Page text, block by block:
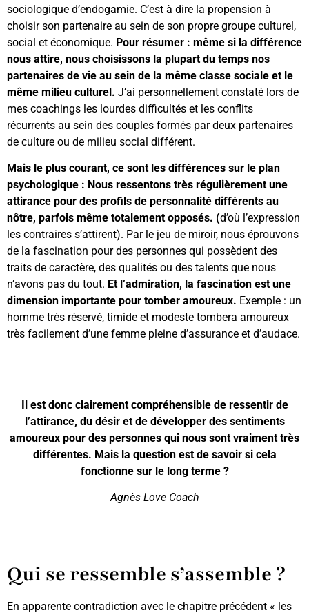
sociologique d’endogamie. C’est à dire la propension à
choisir son partenaire au sein de son propre groupe culturel,
social et économique. Pour résumer : même si la différence
nous attire, nous choisissons la plupart du temps nos
partenaires de vie au sein de la même classe sociale et le
même milieu culturel. J’ai personnellement constaté lors de
mes coachings les lourdes difficultés et les conflits
récurrents au sein des couples formés par deux partenaires
de culture ou de milieu social différent.
Mais le plus courant, ce sont les différences sur le plan
psychologique : Nous ressentons très régulièrement une
attirance pour des profils de personnalité différents au
nôtre, parfois même totalement opposés. (d’où l’expression
les contraires s’attirent). Par le jeu de miroir, nous éprouvons
de la fascination pour des personnes qui possèdent des
traits de caractère, des qualités ou des talents que nous
n’avons pas du tout. Et l’admiration, la fascination est une
dimension importante pour tomber amoureux. Exemple : un
homme très réservé, timide et modeste tombera amoureux
très facilement d’une femme pleine d’assurance et d’audace.
Il est donc clairement compréhensible de ressentir de
l’attirance, du désir et de développer des sentiments
amoureux pour des personnes qui nous sont vraiment très
différentes. Mais la question est de savoir si cela
fonctionne sur le long terme ?
Agnès Love Coach
Qui se ressemble s’assemble ?
En apparente contradiction avec le chapitre précédent « les